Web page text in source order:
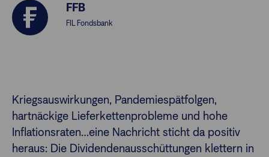
Finanzberatende
Login
FFB
FIL Fondsbank
Kriegsauswirkungen, Pandemiespätfolgen,
hartnäckige Lieferkettenprobleme und hohe
Inflationsraten…eine Nachricht sticht da positiv
heraus: Die Dividendenausschüttungen klettern in